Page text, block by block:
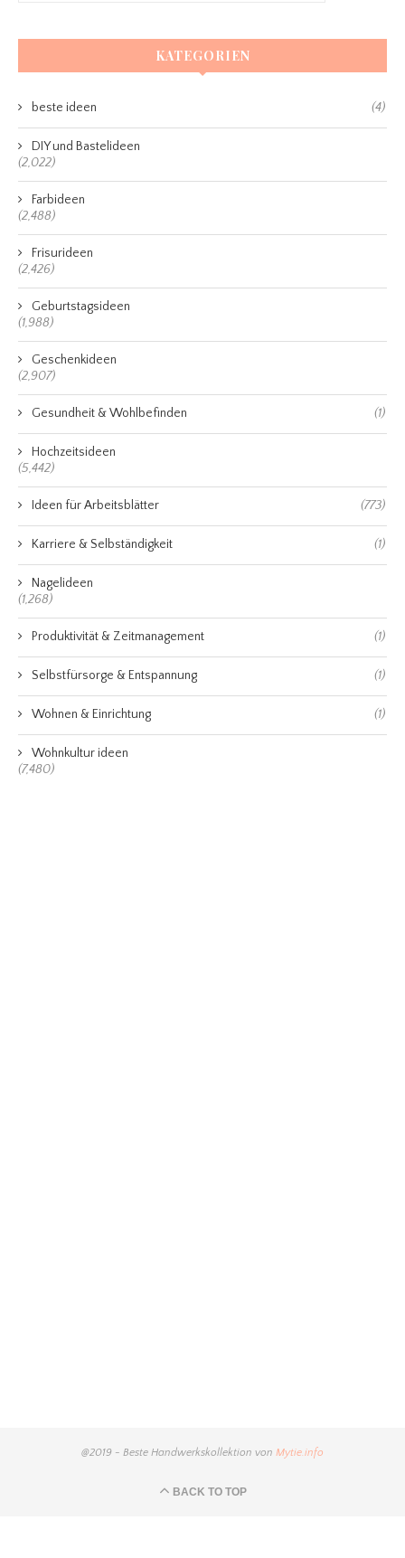
KATEGORIEN
beste ideen (4)
DIY und Bastelideen
(2,022)
Farbideen
(2,488)
Frisurideen
(2,426)
Geburtstagsideen
(1,988)
Geschenkideen
(2,907)
Gesundheit & Wohlbefinden (1)
Hochzeitsideen
(5,442)
Ideen für Arbeitsblätter (773)
Karriere & Selbständigkeit (1)
Nagelideen
(1,268)
Produktivität & Zeitmanagement (1)
Selbstfürsorge & Entspannung (1)
Wohnen & Einrichtung (1)
Wohnkultur ideen
(7,480)
@2019 - Beste Handwerkskollektion von Mytie.info
BACK TO TOP